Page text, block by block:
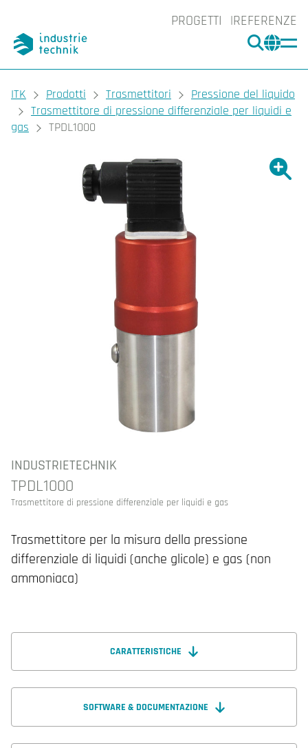
PROGETTI REFERENZE
CERCA
You are here:
ITK Prodotti Trasmettitori
Pressione del liquido
Trasmettitore di pressione differenziale per liquidi e
gas
TPDL1000
INDUSTRIETECHNIK
TPDL1000
Trasmettitore di pressione differenziale per liquidi e gas
Trasmettitore per la misura della pressione
differenziale di liquidi (anche glicole) e gas (non
ammoniaca)
CARATTERISTICHE
SOFTWARE & DOCUMENTAZIONE